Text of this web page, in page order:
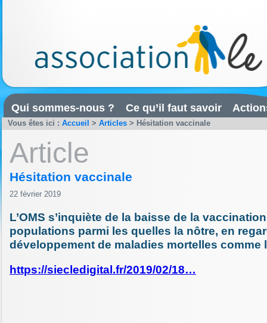
Qui sommes-nous ? Ce qu’il faut savoir
Vous êtes ici : Accueil > Articles > Hésitation vaccinale
Article
Hésitation vaccinale
22 février 2019
L’OMS s’inquiète de la baisse de la
populations parmi les quelles la nôtre, en
développement de maladies mortelles comme
https://siecledigital.fr/2019/02/18…